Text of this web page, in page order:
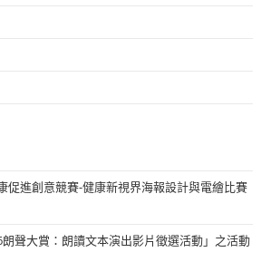
促進創意競賽-健康新視界海報設計與電繪比賽
聲大賞：朗讀文本演出影片徵選活動」之活動